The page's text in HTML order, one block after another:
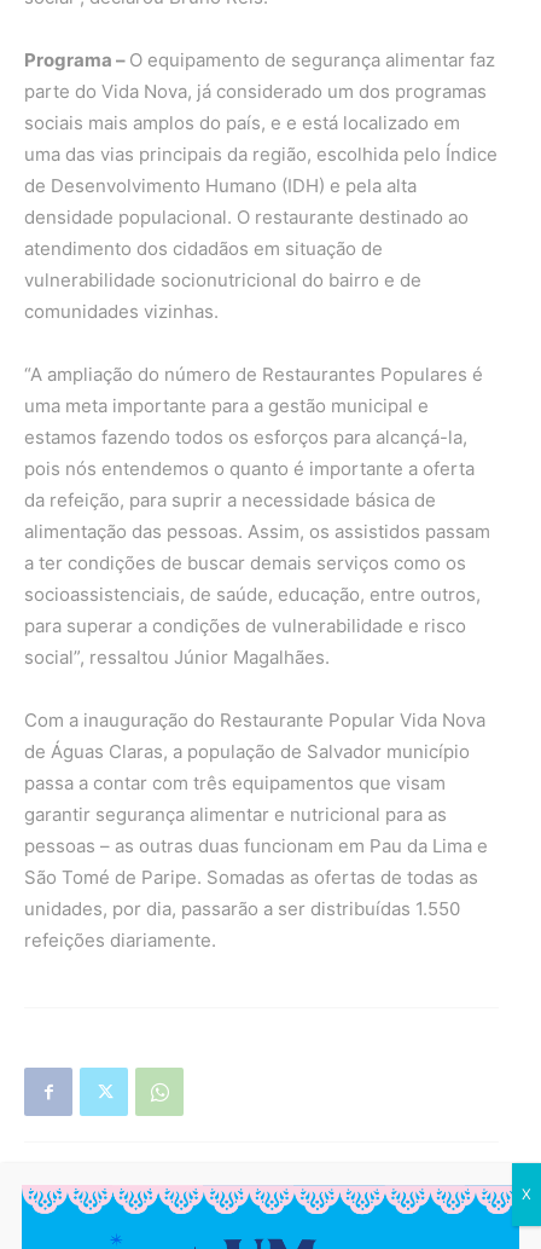
Programa – O equipamento de segurança alimentar faz
parte do Vida Nova, já considerado um dos programas
sociais mais amplos do país, e e está localizado em
uma das vias principais da região, escolhida pelo Índice
de Desenvolvimento Humano (IDH) e pela alta
densidade populacional. O restaurante destinado ao
atendimento dos cidadãos em situação de
vulnerabilidade socionutricional do bairro e de
comunidades vizinhas.
“A ampliação do número de Restaurantes Populares é
uma meta importante para a gestão municipal e
estamos fazendo todos os esforços para alcançá-la,
pois nós entendemos o quanto é importante a oferta
da refeição, para suprir a necessidade básica de
alimentação das pessoas. Assim, os assistidos passam
a ter condições de buscar demais serviços como os
socioassistenciais, de saúde, educação, entre outros,
para superar a condições de vulnerabilidade e risco
social”, ressaltou Júnior Magalhães.
Com a inauguração do Restaurante Popular Vida Nova
de Águas Claras, a população de Salvador município
passa a contar com três equipamentos que visam
garantir segurança alimentar e nutricional para as
pessoas – as outras duas funcionam em Pau da Lima e
São Tomé de Paripe. Somadas as ofertas de todas as
unidades, por dia, passarão a ser distribuídas 1.550
refeições diariamente.
Artigo anterior
EMPREGO: 63 vagas são
Próximo artigo
X